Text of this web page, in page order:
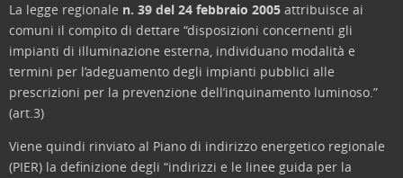
La legge regionale n. 39 del 24 febbraio 2005 attribuisce ai
comuni il compito di dettare “disposizioni concernenti gli
impianti di illuminazione esterna, individuano modalità e
termini per l’adeguamento degli impianti pubblici alle
prescrizioni per la prevenzione dell’inquinamento luminoso.”
(art.3)
Viene quindi rinviato al Piano di indirizzo energetico regionale
(PIER) la definizione degli “indirizzi e le linee guida per la